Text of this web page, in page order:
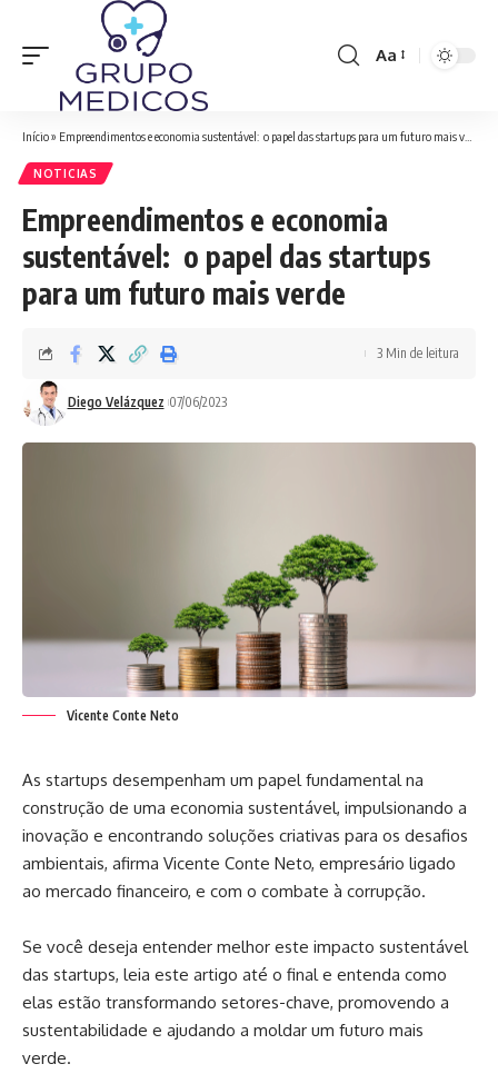
Font
Aa
Início» Empreendimentos e economia sustentável: o papel das startups para um futuro mais verde
NOTICIAS
Empreendimentos e economia
sustentável: o papel das startups
para um futuro mais verde
Diego Velázquez 07/06/2023
3 Min de leitura
Vicente Conte Neto
As startups desempenham um papel fundamental na
construção de uma economia sustentável, impulsionando a
inovação e encontrando soluções criativas para os desafios
ambientais, afirma Vicente Conte Neto, empresário ligado
ao mercado financeiro, e com o combate à corrupção.
Se você deseja entender melhor este impacto sustentável
das startups, leia este artigo até o final e entenda como
elas estão transformando setores-chave, promovendo a
sustentabilidade e ajudando a moldar um futuro mais
verde.